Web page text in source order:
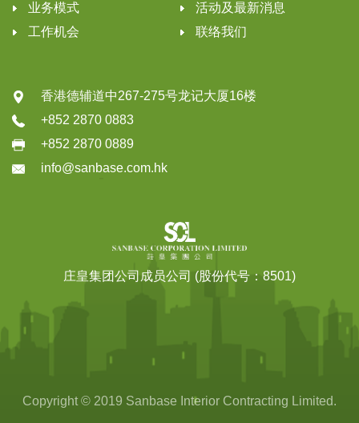
业务模式
活动及最新消息
工作机会
联络我们
香港德辅道中267-275号龙记大厦16楼
+852 2870 0883
+852 2870 0889
info@sanbase.com.hk
庄皇集团公司成员公司 (股份代号：8501)
Copyright © 2019 Sanbase Interior Contracting Limited.